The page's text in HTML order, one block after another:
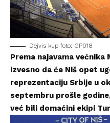
Dejvis kup foto: GP018
Prema najavama
izvesno da će Niš opet
reprezentaciju Srbije u
septembru prošle
već bili domaćini ekipi